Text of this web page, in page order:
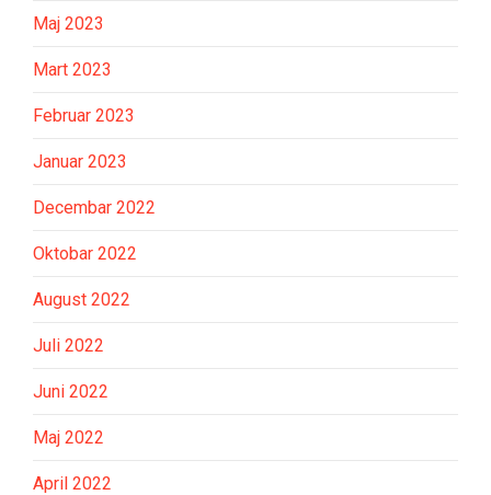
Maj 2023
Mart 2023
Februar 2023
Januar 2023
Decembar 2022
Oktobar 2022
August 2022
Juli 2022
Juni 2022
Maj 2022
April 2022